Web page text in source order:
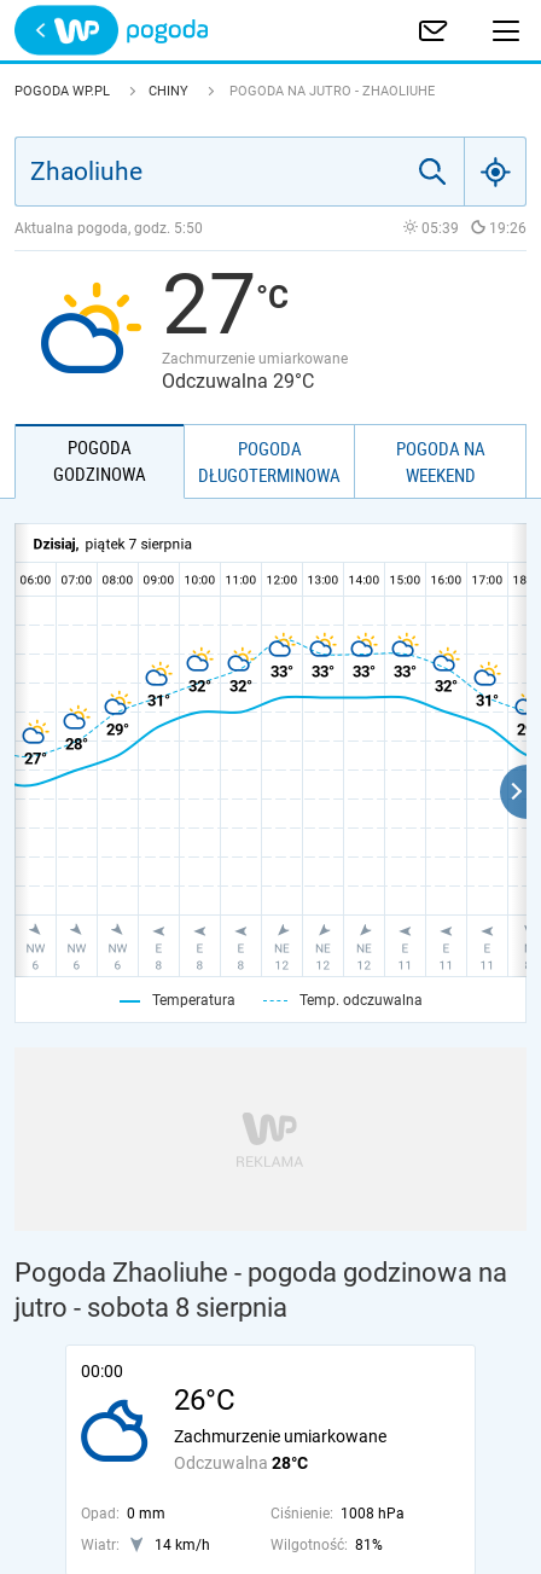
Trwa ładowanie
POLSKA
JAKOŚĆ POWIETRZA
POGODA WP.PL CHINY POGODA NA JUTRO - ZHAOLIUHE
Aktualna pogoda, godz. 5:50 05:39 19:26
27
Zachmurzenie umiarkowane
Odczuwalna 29°C
POGODA
GODZINOWA
POGODA
DŁUGOTERMINOWA
POGODA NA
WEEKEND
Temperatura Temp. odczuwalna
Pogoda Zhaoliuhe - pogoda godzinowa na
jutro - sobota 8 sierpnia
00:00
26°C
Odczuwalna 28°C
Zachmurzenie umiarkowane
Opad: 0 mm Ciśnienie: 1008 hPa
Wiatr:
14 km/h Wilgotność: 81%